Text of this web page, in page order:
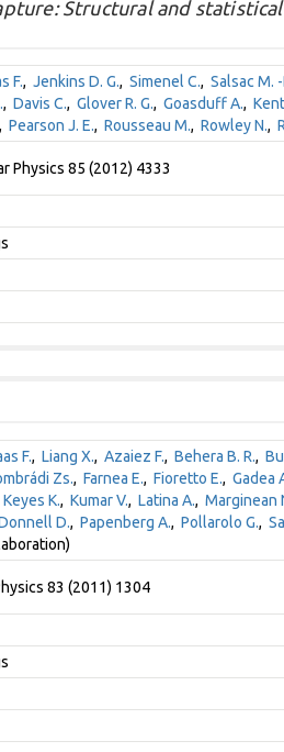
Structural and
F., Jenkins D. G., Simenel C., Salsac M.
, Davis C., Glover R. G., Goasduff A., Kent
, Pearson J. E., Rousseau M., Rowley N.,
Physics 85 (2012) 4333
F., Liang X., Azaiez F., Behera B. R.,
Zs., Farnea E., Fioretto E., Gadea
Keyes K., Kumar V., Latina A., Marginean
D., Papenberg A., Pollarolo G.,
83 (2011) 1304